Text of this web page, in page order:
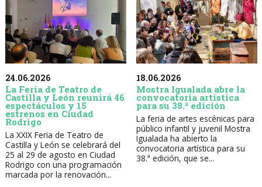
24.06.2026
La Feria de Teatro de
Castilla y León reunirá 46
espectáculos y 15
estrenos en Ciudad
Rodrigo
La XXIX Feria de Teatro de
Castilla y León se celebrará del
25 al 29 de agosto en Ciudad
Rodrigo con una programación
marcada por la renovación...
18.06.2026
Mostra Igualada abre la
convocatoria artística
para su 38.ª edición
La feria de artes escénicas para
público infantil y juvenil Mostra
Igualada ha abierto la
convocatoria artística para su
38.ª edición, que se...